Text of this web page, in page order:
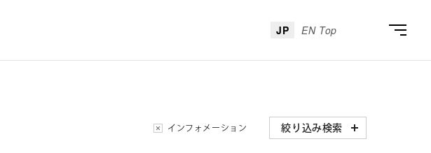
JP EN Top
絞り込み検索
インフォメーション